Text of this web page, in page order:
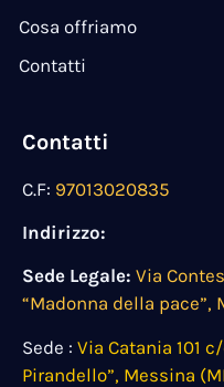
Cosa offriamo
Contatti
Contatti
C.F: 97013020835
Indirizzo:
Sede Legale: Via
“Madonna della pace”,
Sede : Via Catania
Pirandello”, Messina